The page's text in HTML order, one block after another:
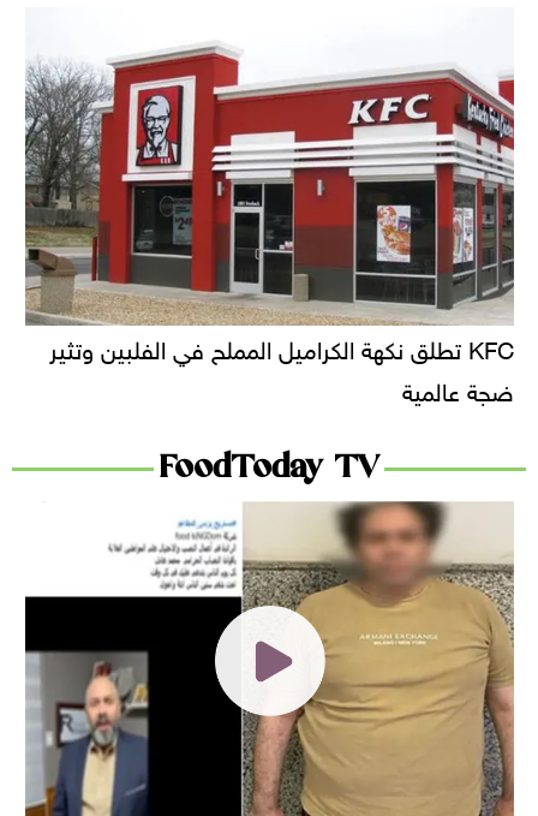
KFC تطلق نكهة الكراميل المملح في الفلبين وتثير
ضجة عالمية
FoodToday TV